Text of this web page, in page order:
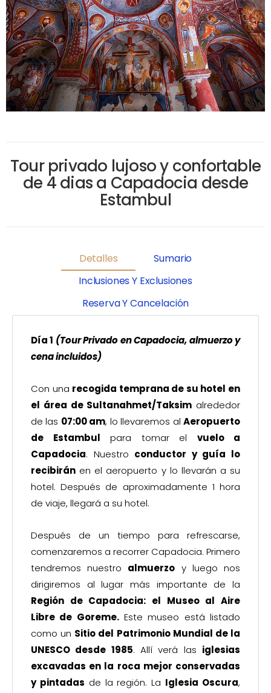
Tour privado lujoso y confortable
de 4 dias a Capadocia desde
Estambul
Detalles
Sumario
Inclusiones Y Exclusiones
Reserva Y Cancelación
Día 1 (Tour Privado en Capadocia,almuerzo y
cena incluidos)
Con una recogida temprana de su hotel en
el área de Sultanahmet/Taksim alrededor
de las 07:00 am, lo llevaremos alAeropuerto
de Estambul para tomar el vuelo a
Capadocia. Nuestro conductor y guía lo
recibirán en el aeropuerto y lo llevarán a su
hotel. Después de aproximadamente 1 hora
de viaje, llegará a su hotel.
Después de un tiempo para refrescarse,
comenzaremos a recorrer Capadocia. Primero
tendremos nuestro almuerzo y luego nos
dirigiremos al lugar más importante de la
Región de Capadocia: el Museo al Aire
Libre de Goreme.Este museo está listado
como un Sitio del Patrimonio Mundial de la
UNESCO desde 1985. Allí verá las iglesias
excavadas en la roca mejor conservadas
y pintadas de la región. La Iglesia Oscura,